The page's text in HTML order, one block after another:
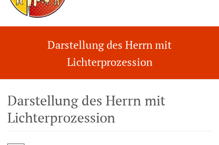
Darstellung des Herrn mit
Lichterprozession
Darstellung des Herrn mit
Lichterprozession